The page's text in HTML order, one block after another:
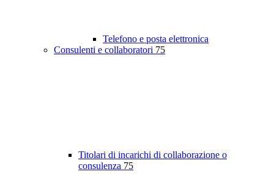
Telefono e posta elettronica
Consulenti e collaboratori 75
Titolari di incarichi di collaborazione o
consulenza 75